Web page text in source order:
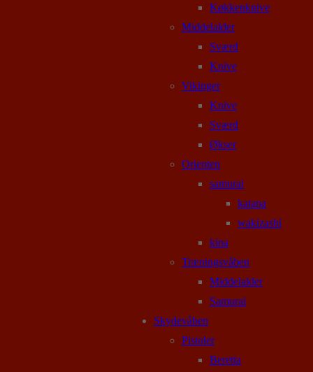
Køkkenknive
Middelalder
Sværd
Knive
Vikinger
Knive
Sværd
Økser
Orienten
samurai
katana
wakizashi
kina
Træningsvåben
Middelalder
Samurai
Skydevåben
Pistoler
Beretta